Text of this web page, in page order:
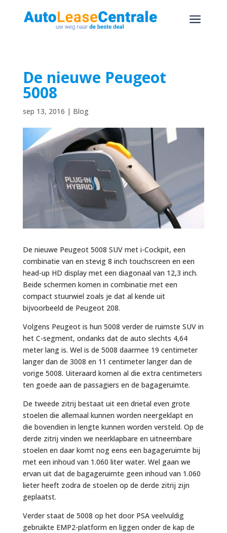
a
De nieuwe Peugeot
5008
sep 13, 2016 | Blog
De nieuwe Peugeot 5008 SUV met i-Cockpit, een
combinatie van en stevig 8 inch touchscreen en een
head-up HD display met een diagonaal van 12,3 inch.
Beide schermen komen in combinatie met een
compact stuurwiel zoals je dat al kende uit
bijvoorbeeld de Peugeot 208.
Volgens Peugeot is hun 5008 verder de ruimste SUV in
het C-segment, ondanks dat de auto slechts 4,64
meter lang is. Wel is de 5008 daarmee 19 centimeter
langer dan de 3008 en 11 centimeter langer dan de
vorige 5008. Uiteraard komen al die extra centimeters
ten goede aan de passagiers en de bagageruimte.
De tweede zitrij bestaat uit een drietal even grote
stoelen die allemaal kunnen worden neergeklapt en
die bovendien in lengte kunnen worden versteld. Op de
derde zitrij vinden we neerklapbare en uitneembare
stoelen en daar komt nog eens een bagageruimte bij
met een inhoud van 1.060 liter water. Wel gaan we
ervan uit dat de bagageruimte geen inhoud van 1.060
lieter heeft zodra de stoelen op de derde zitrij zijn
geplaatst.
Verder staat de 5008 op het door PSA veelvuldig
gebruikte EMP2-platform en liggen onder de kap de